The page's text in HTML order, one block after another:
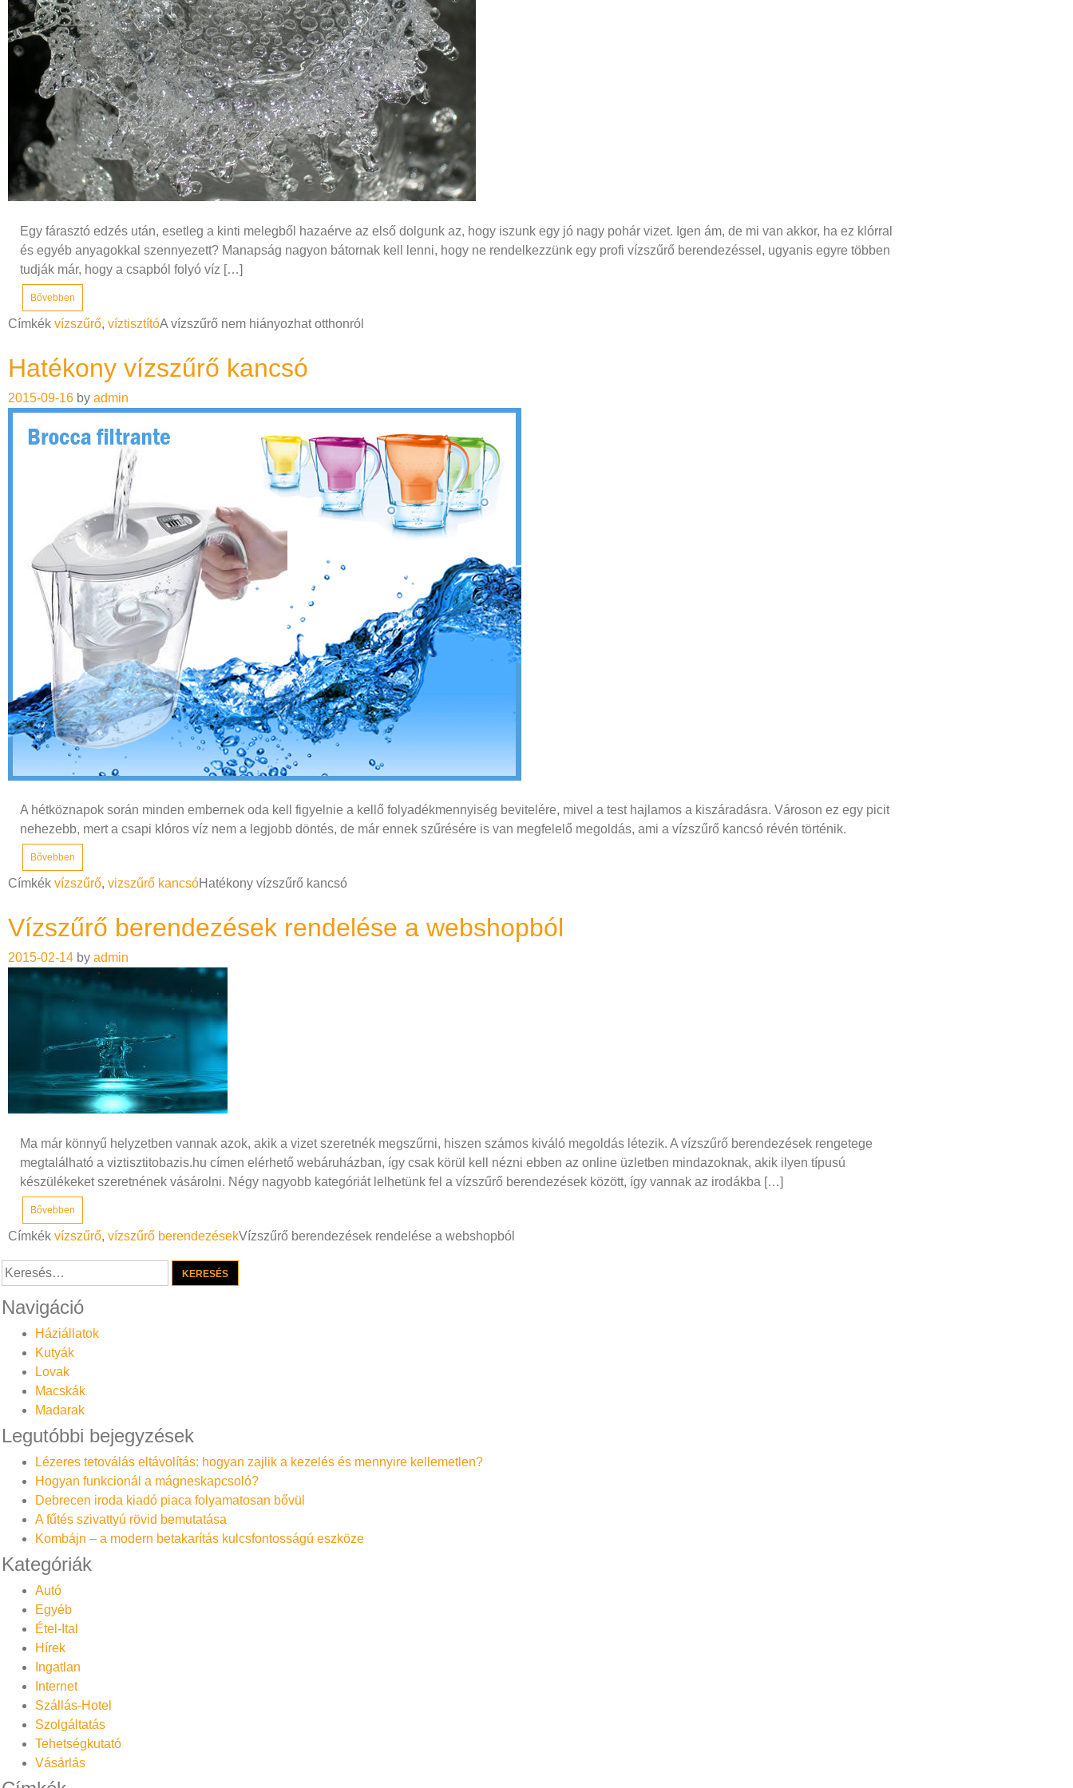
Egy fárasztó edzés után, esetleg a kinti melegből hazaérve az első dolgunk az, hogy iszunk egy jó nagy pohár vizet. Igen ám, de mi van akkor, ha ez klórral
és egyéb anyagokkal szennyezett? Manapság nagyon bátornak kell lenni, hogy ne rendelkezzünk egy profi vízszűrő berendezéssel, ugyanis egyre többen
tudják már, hogy a csapból folyó víz […]
Bővebben
Címkék vízszűrő, víztisztítóA vízszűrő nem hiányozhat otthonról
Hatékony vízszűrő kancsó
2015-09-16 by admin
A hétköznapok során minden embernek oda kell figyelnie a kellő folyadékmennyiség bevitelére, mivel a test hajlamos a kiszáradásra. Városon ez egy picit
nehezebb, mert a csapi klóros víz nem a legjobb döntés, de már ennek szűrésére is van megfelelő megoldás, ami a vízszűrő kancsó révén történik.
Bővebben
Címkék vízszűrő, vizszűrő kancsóHatékony vízszűrő kancsó
Vízszűrő berendezések rendelése a webshopból
2015-02-14 by admin
Ma már könnyű helyzetben vannak azok, akik a vizet szeretnék megszűrni, hiszen számos kiváló megoldás létezik. A vízszűrő berendezések rengetege
megtalálható a viztisztitobazis.hu címen elérhető webáruházban, így csak körül kell nézni ebben az online üzletben mindazoknak, akik ilyen típusú
készülékeket szeretnének vásárolni. Négy nagyobb kategóriát lelhetünk fel a vízszűrő berendezések között, így vannak az irodákba […]
Bővebben
Címkék vízszűrő, vízszűrő berendezésekVízszűrő berendezések rendelése a webshopból
Keresés:
Navigáció
Háziállatok
Kutyák
Lovak
Macskák
Madarak
Legutóbbi bejegyzések
Lézeres tetoválás eltávolítás: hogyan zajlik a kezelés és mennyire kellemetlen?
Hogyan funkcionál a mágneskapcsoló?
Debrecen iroda kiadó piaca folyamatosan bővül
A fűtés szivattyú rövid bemutatása
Kombájn – a modern betakarítás kulcsfontosságú eszköze
Kategóriák
Autó
Egyéb
Étel-Ital
Hírek
Ingatlan
Internet
Szállás-Hotel
Szolgáltatás
Tehetségkutató
Vásárlás